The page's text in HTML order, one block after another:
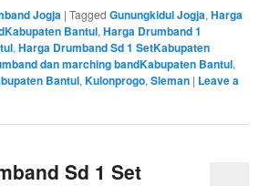
Jogja |Tagged Gunungkidul Jogja,Harga
Bantul,Harga Drumband 1
,Harga Drumband Sd 1 SetKabupaten
dan marching bandKabupaten Bantul,
Bantul,Kulonprogo,Sleman | Leave a
Sd 1 Set